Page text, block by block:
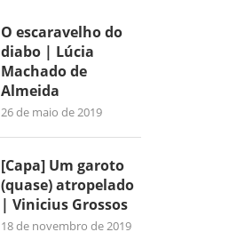
O escaravelho do
diabo | Lúcia
Machado de
Almeida
26 de maio de 2019
[Capa] Um garoto
(quase) atropelado
| Vinicius Grossos
18 de novembro de 2019